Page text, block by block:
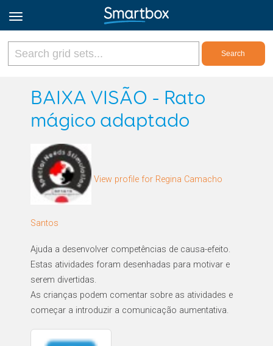
Online Grids
Log in
BAIXA VISÃO - Rato
mágico adaptado
View profile for Regina Camacho
Santos
Ajuda a desenvolver competências de causa-efeito.
Estas atividades foram desenhadas para motivar e
serem divertidas.
As crianças podem comentar sobre as atividades e
começar a introduzir a comunicação aumentativa.